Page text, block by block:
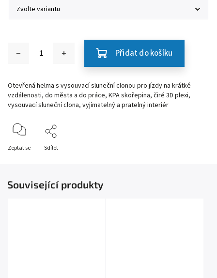
Přidat do košíku
Otevřená helma s vysouvací sluneční clonou pro jízdy na krátké
vzdálenosti, do města a do práce, KPA skořepina, čiré 3D plexi,
vysouvací sluneční clona, vyjímatelný a pratelný interiér
Zeptat se Sdílet
Související produkty